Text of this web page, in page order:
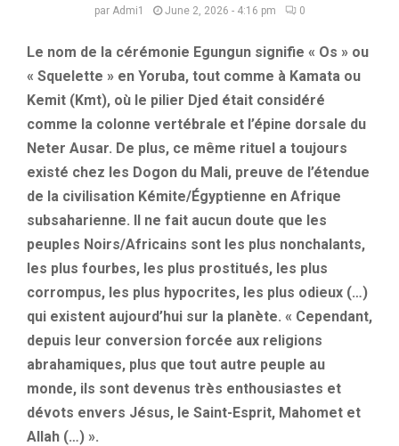
par Admi1 June 2, 2026 - 4:16 pm 0
Le nom de la cérémonie Egungun signifie « Os » ou
« Squelette » en Yoruba, tout comme à Kamata ou
Kemit (Kmt), où le pilier Djed était considéré
comme la colonne vertébrale et l’épine dorsale du
Neter Ausar. De plus, ce même rituel a toujours
existé chez les Dogon du Mali, preuve de l’étendue
de la civilisation Kémite/Égyptienne en Afrique
subsaharienne. Il ne fait aucun doute que les
peuples Noirs/Africains sont les plus nonchalants,
les plus fourbes, les plus prostitués, les plus
corrompus, les plus hypocrites, les plus odieux (…)
qui existent aujourd’hui sur la planète. « Cependant,
depuis leur conversion forcée aux religions
abrahamiques, plus que tout autre peuple au
monde, ils sont devenus très enthousiastes et
dévots envers Jésus, le Saint-Esprit, Mahomet et
Allah (…) ».